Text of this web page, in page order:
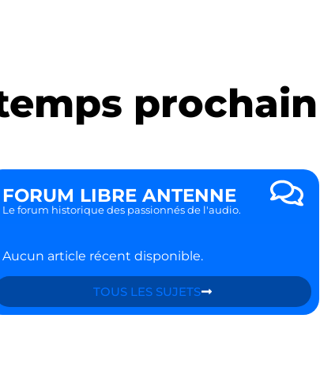
prochain
FORUM LIBRE ANTENNE
Le forum historique des passionnés de l'audio.
Aucun article récent disponible.
TOUS LES SUJETS